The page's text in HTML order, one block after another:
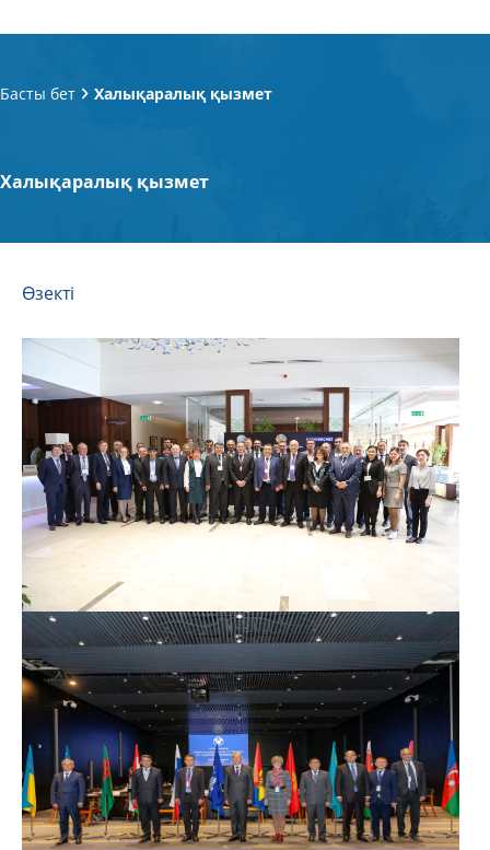
Басты бет Халықаралық қызмет
Халықаралық қызмет
Өзекті